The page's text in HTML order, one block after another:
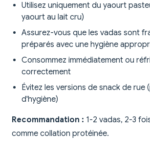
Utilisez uniquement du yaourt
yaourt au lait cru)
Assurez-vous que les vadas sont
préparés avec une hygiène
Consommez immédiatement ou
correctement
Évitez les versions de snack de
d'hygiène)
Recommandation : 1-2 vadas, 2-3
comme collation protéinée.